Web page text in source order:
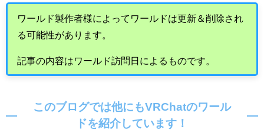
ワールド製作者様によってワールドは更新＆削除され
る可能性があります。
記事の内容はワールド訪問日によるものです。
このブログでは他にもVRChatのワール
ドを紹介しています！